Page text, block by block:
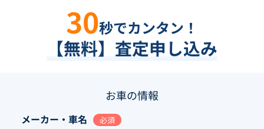
30秒でカンタン！
【無料】査定申し込み
お車の情報
メーカー・車名 必須